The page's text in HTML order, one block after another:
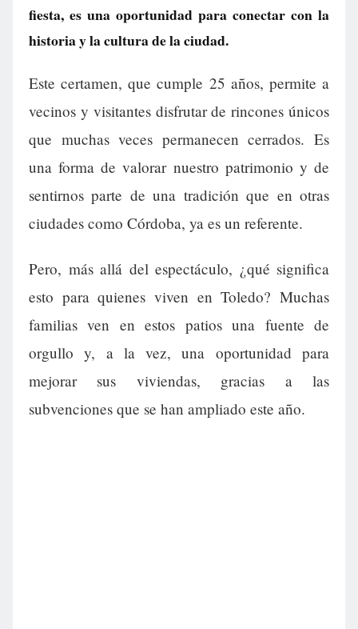
fiesta, es una oportunidad para conectar con la
historia y la cultura de la ciudad.
Este certamen, que cumple 25 años, permite a
vecinos y visitantes disfrutar de rincones únicos
que muchas veces permanecen cerrados. Es
una forma de valorar nuestro patrimonio y de
sentirnos parte de una tradición que en otras
ciudades como Córdoba, ya es un referente.
Pero, más allá del espectáculo, ¿qué significa
esto para quienes viven en Toledo? Muchas
familias ven en estos patios una fuente de
orgullo y, a la vez, una oportunidad para
mejorar sus viviendas, gracias a las
subvenciones que se han ampliado este año.